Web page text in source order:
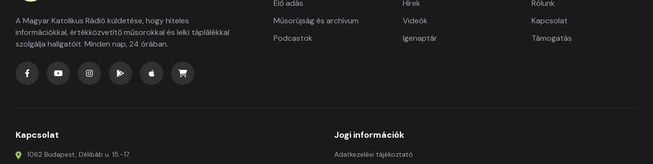
A Magyar Katolikus Rádió küldetése, hogy hiteles
információkkal, értékközvetítő műsorokkal és lelki táplálékkal
szolgálja hallgatóit. Minden nap, 24 órában.
Élő adás
Műsorújság és archívum
Podcastok
Hírek
Videók
Igenaptár
Rólunk
Kapcsolat
Támogatás
Kapcsolat
1062 Budapest, Délibáb u. 15.-17.
Jogi információk
Adatkezelési tájékoztató